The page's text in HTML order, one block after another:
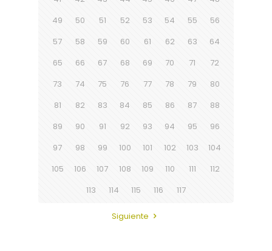
49
50 51 52 53 54 55
56
57
58 59 60 61 62 63
64
65
66 67 68 69 70 71
72
73
74 75 76 77 78 79
80
81
82 83 84 85 86 87
88
89
90 91 92 93 94 95
96
97
98 99 100 101 102 103
104
105
106 107 108 109 110 111
112
113
114 115 116 117
Siguiente